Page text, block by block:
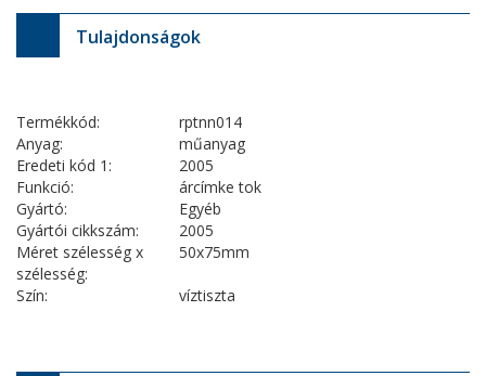
Tulajdonságok
Termékkód:
rptnn014
Anyag:
műanyag
Eredeti kód 1:
2005
Funkció:
árcímke tok
Gyártó:
Egyéb
Gyártói cikkszám:
2005
Méret szélesség x
szélesség:
50x75mm
Szín: víztiszta